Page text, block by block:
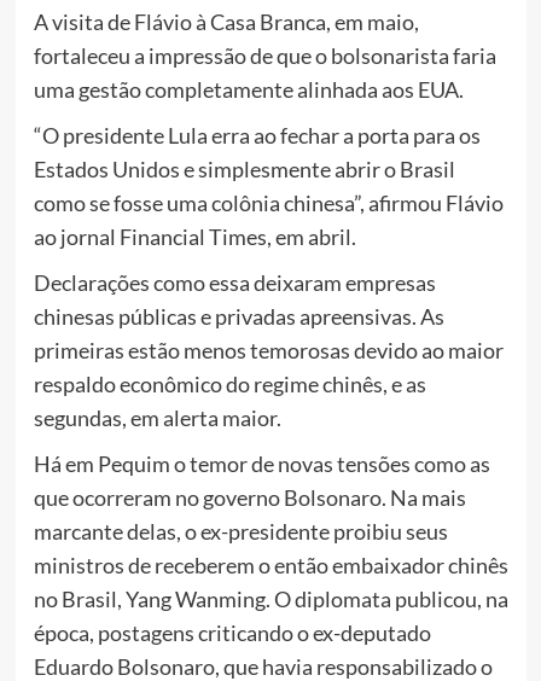
A visita de Flávio à Casa Branca, em maio,
fortaleceu a impressão de que o bolsonarista faria
uma gestão completamente alinhada aos EUA.
“O presidente Lula erra ao fechar a porta para os
Estados Unidos e simplesmente abrir o Brasil
como se fosse uma colônia chinesa”, afirmou Flávio
ao jornal Financial Times, em abril.
Declarações como essa deixaram empresas
chinesas públicas e privadas apreensivas. As
primeiras estão menos temorosas devido ao maior
respaldo econômico do regime chinês, e as
segundas, em alerta maior.
Há em Pequim o temor de novas tensões como as
que ocorreram no governo Bolsonaro. Na mais
marcante delas, o ex-presidente proibiu seus
ministros de receberem o então embaixador chinês
no Brasil, Yang Wanming. O diplomata publicou, na
época, postagens criticando o ex-deputado
Eduardo Bolsonaro, que havia responsabilizado o